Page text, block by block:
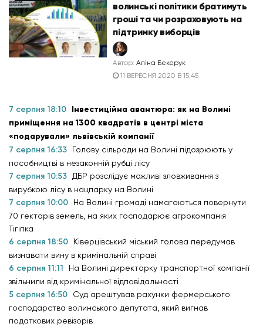
волинські політики братимуть
гроші та чи розраховують на
підтримку виборців
Автор: Аліна Бекерук
11 ВЕРЕСНЯ 2020 В 15:45
7 серпня 18:10 Інвестиційна авантюра: як на Волині
приміщення на 1300 квадратів в центрі міста
«подарували» львівській компанії
7 серпня 16:33
Голову сільради на Волині підозрюють у
пособництві в незаконній рубці лісу
7 серпня 10:53
ДБР розслідує можливі зловживання з
вирубкою лісу в нацпарку на Волині
7 серпня 10:00
На Волині громаді намагаються повернути
70 гектарів земель, на яких господарює агрокомпанія
Тігіпка
6 серпня 18:50
Ківерцівський міський голова передумав
визнавати вину в кримінальній справі
6 серпня 11:11
На Волині директорку транспортної компанії
звільнили від кримінальної відповідальності
5 серпня 16:50
Суд арештував рахунки фермерського
господарства волинського депутата, який вигнав
податкових ревізорів